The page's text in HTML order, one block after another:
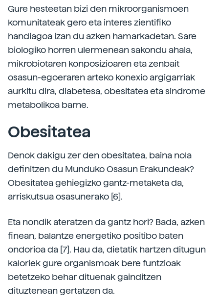
Gure hesteetan bizi den mikroorganismoen
komunitateak gero eta interes zientifiko
handiagoa izan du azken hamarkadetan. Sare
biologiko horren ulermenean sakondu ahala,
mikrobiotaren konposizioaren eta zenbait
osasun-egoeraren arteko konexio argigarriak
aurkitu dira, diabetesa, obesitatea eta sindrome
metabolikoa barne.
Obesitatea
Denok dakigu zer den obesitatea, baina nola
definitzen du Munduko Osasun Erakundeak?
Obesitatea gehiegizko gantz-metaketa da,
arriskutsua osasunerako [6].
Eta nondik ateratzen da gantz hori? Bada, azken
finean, balantze energetiko positibo baten
ondorioa da [7]. Hau da, dietatik hartzen ditugun
kaloriek gure organismoak bere funtzioak
betetzeko behar dituenak gainditzen
dituztenean gertatzen da.